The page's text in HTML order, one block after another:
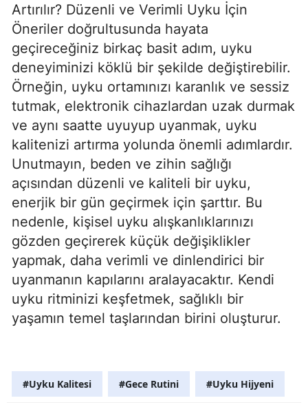
Artırılır? Düzenli ve Verimli Uyku İçin
Öneriler doğrultusunda hayata
geçireceğiniz birkaç basit adım, uyku
deneyiminizi köklü bir şekilde değiştirebilir.
Örneğin, uyku ortamınızı karanlık ve sessiz
tutmak, elektronik cihazlardan uzak durmak
ve aynı saatte uyuyup uyanmak, uyku
kalitenizi artırma yolunda önemli adımlardır.
Unutmayın, beden ve zihin sağlığı
açısından düzenli ve kaliteli bir uyku,
enerjik bir gün geçirmek için şarttır. Bu
nedenle, kişisel uyku alışkanlıklarınızı
gözden geçirerek küçük değişiklikler
yapmak, daha verimli ve dinlendirici bir
uyanmanın kapılarını aralayacaktır. Kendi
uyku ritminizi keşfetmek, sağlıklı bir
yaşamın temel taşlarından birini oluşturur.
#Uyku Kalitesi #Gece Rutini #Uyku Hijyeni